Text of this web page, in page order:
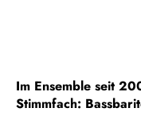
Im Ensemble seit
Stimmfach: